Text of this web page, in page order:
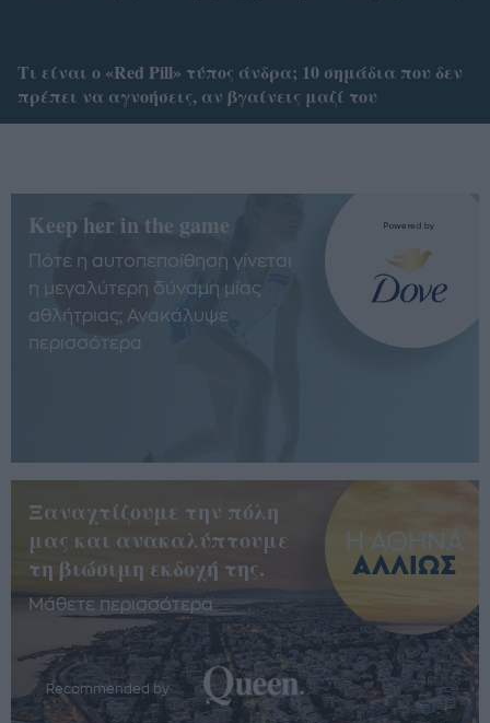
Tι είναι ο «Red Pill» τύπος άνδρα; 10 σημάδια που δεν
πρέπει να αγνοήσεις, αν βγαίνεις μαζί του
Keep her in the game
Πότε η αυτοπεποίθηση γίνεται
η μεγαλύτερη δύναμη μίας
αθλήτριας; Ανακάλυψε
περισσότερα
Ξαναχτίζουμε την πόλη
μας και ανακαλύπτουμε
τη βιώσιμη εκδοχή της.
Μάθετε περισσότερα
Recommended by